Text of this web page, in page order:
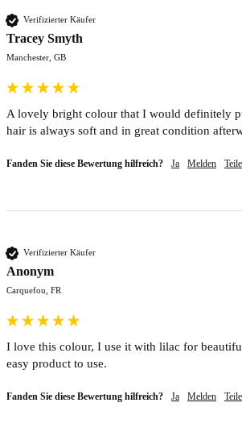
Verifizierter Käufer
Tracey Smyth
Manchester, GB
A lovely bright colour that I would definitely
hair is always soft and in great condition
Fanden Sie diese Bewertung hilfreich? Ja Melden
Verifizierter Käufer
Anonym
Carquefou, FR
I love this colour, I use it with lilac for
easy product to use.
Fanden Sie diese Bewertung hilfreich? Ja Melden